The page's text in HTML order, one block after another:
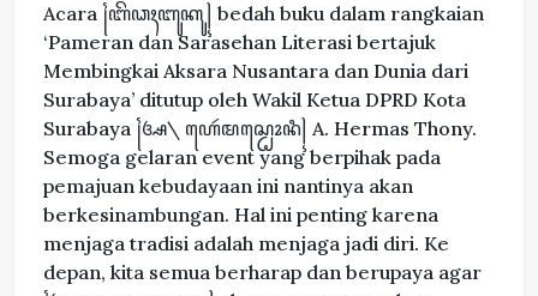
Acara ꧌ꦧꦼꦣꦃꦧꦸꦏꦸ꧍ bedah buku dalam rangkaian
‘Pameran dan Sarasehan Literasi bertajuk
Membingkai Aksara Nusantara dan Dunia dari
Surabaya’ ditutup oleh Wakil Ketua DPRD Kota
Surabaya ꧌ꦄ\ ꦲꦺꦂꦩꦱ꧀ꦛꦺꦴꦤꦶ꧍ A. Hermas Thony.
Semoga gelaran event yang berpihak pada
pemajuan kebudayaan ini nantinya akan
berkesinambungan. Hal ini penting karena
menjaga tradisi adalah menjaga jadi diri. Ke
depan, kita semua berharap dan berupaya agar